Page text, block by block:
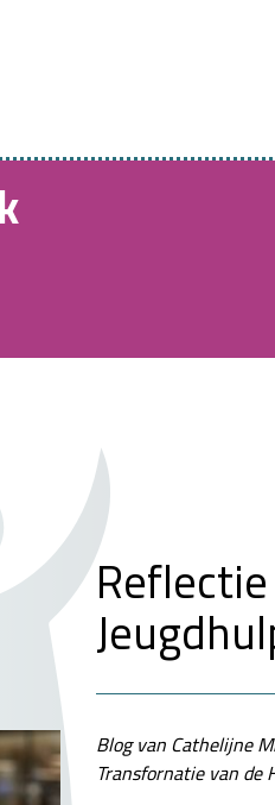
Blog van Cathelijne
Transfornatie van de